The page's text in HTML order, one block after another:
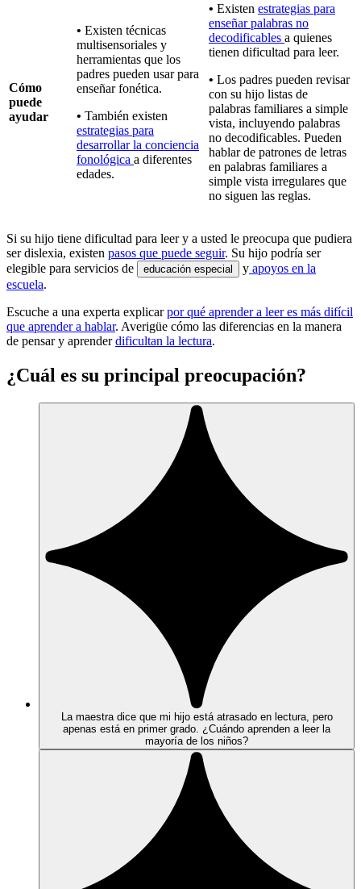
Cómo
puede
ayudar
• Existen técnicas
multisensoriales y
herramientas que los
padres pueden usar para
enseñar fonética.
• También existen
estrategias para
desarrollar la conciencia
fonológica a diferentes
edades.
• Existen estrategias para
enseñar palabras no
decodificables a quienes
tienen dificultad para leer.
• Los padres pueden revisar
con su hijo listas de
palabras familiares a simple
vista, incluyendo palabras
no decodificables. Pueden
hablar de patrones de letras
en palabras familiares a
simple vista irregulares que
no siguen las reglas.
Si su hijo tiene dificultad para leer y a usted le preocupa que pudiera
ser dislexia, existen pasos que puede seguir. Su hijo podría ser
elegible para servicios de
educación especial y apoyos en la
escuela.
Escuche a una experta explicarpor qué aprender a leer es más difícil
que aprender a hablar. Averigüe cómo las diferencias en la manera
de pensar y aprenderdificultan la lectura.
¿Cuál es su principal preocupación?
La maestra dice que mi hijo está atrasado en lectura, pero
apenas está en primer grado. ¿Cuándo aprenden a leer la
mayoría de los niños?